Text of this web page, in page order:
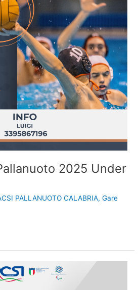
2025 Under
PALLANUOTO CALABRIA,Gare